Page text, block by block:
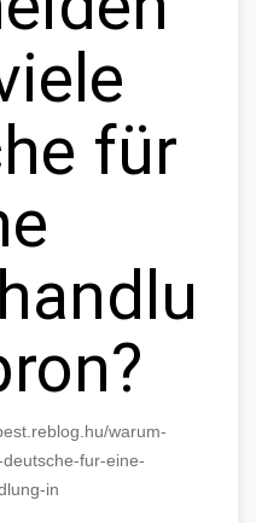
für
warum-
fur-eine-
in